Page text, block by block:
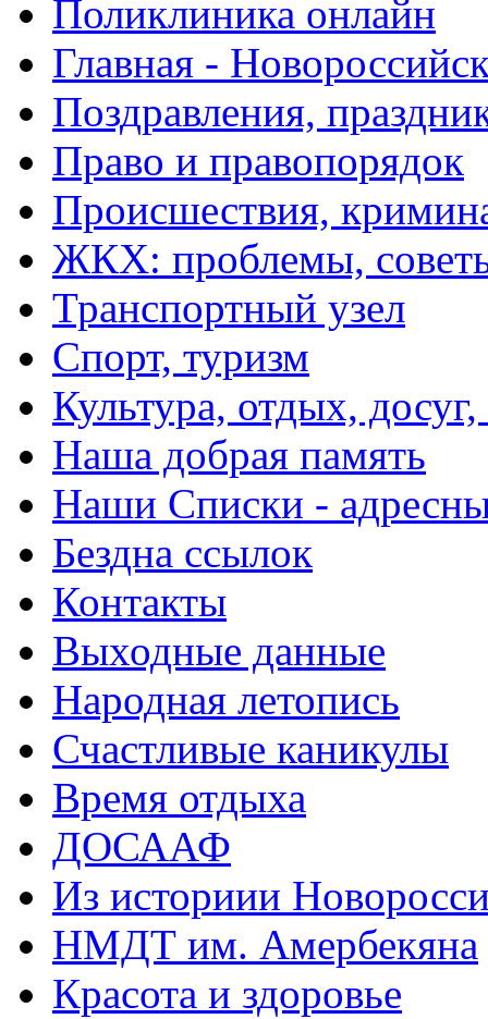
Поликлиника онлайн
Главная -
Поздравления,
Право и правопорядок
Происшествия,
ЖКХ: проблемы,
Транспортный узел
Спорт, туризм
Культура, отдых,
Наша добрая память
Наши Списки -
Бездна ссылок
Контакты
Выходные данные
Народная летопись
Счастливые каникулы
Время отдыха
ДОСААФ
Из историии
НМДТ им. Амербекяна
Красота и здоровье